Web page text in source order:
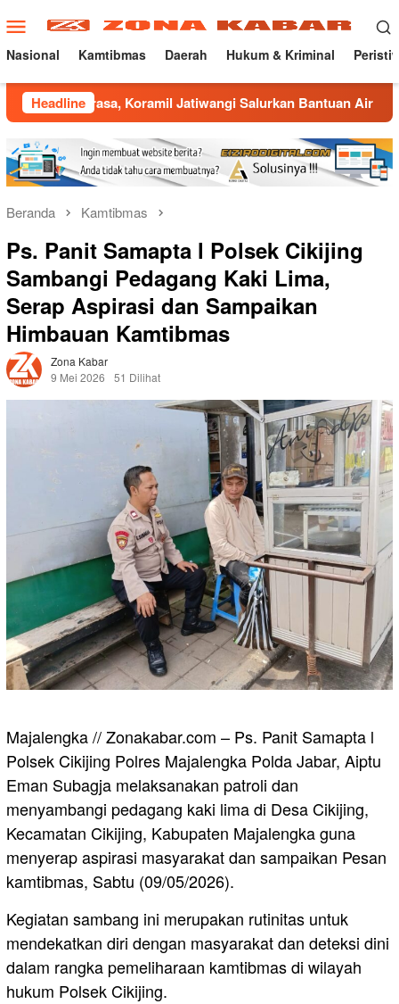
ke
konten
Menu
Mobile
Nasional Kamtibmas Daerah Hukum & Kriminal
Headline
Koramil Jatiwangi Salurkan Bantuan Air Bersih untuk
Beranda Kamtibmas
Ps. Panit Samapta l Polsek Cikijing
Sambangi Pedagang Kaki Lima,
Serap Aspirasi dan Sampaikan
Himbauan Kamtibmas
Zona Kabar
9 Mei 2026
51 Dilihat
Majalengka // Zonakabar.com – Ps. Panit Samapta l
Polsek Cikijing Polres Majalengka Polda Jabar, Aiptu
Eman Subagja melaksanakan patroli dan
menyambangi pedagang kaki lima di Desa Cikijing,
Kecamatan Cikijing, Kabupaten Majalengka guna
menyerap aspirasi masyarakat dan sampaikan Pesan
kamtibmas, Sabtu (09/05/2026).
Kegiatan sambang ini merupakan rutinitas untuk
mendekatkan diri dengan masyarakat dan deteksi dini
dalam rangka pemeliharaan kamtibmas di wilayah
hukum Polsek Cikijing.